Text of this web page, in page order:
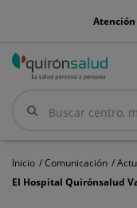
menu-
Buscar
Buscar
Inicio Comunicación